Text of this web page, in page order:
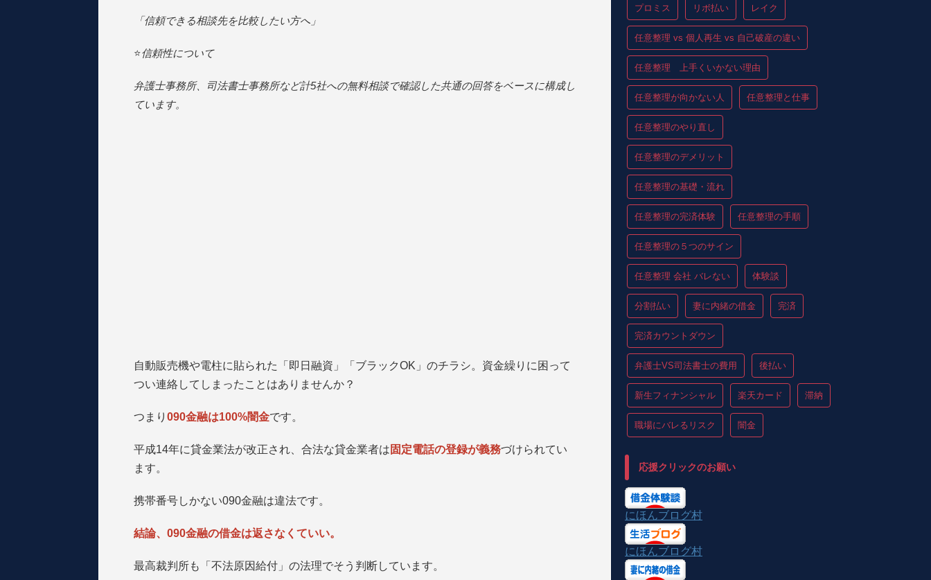
「信頼できる相談先を比較したい方へ」
⭐️信頼性について
弁護士事務所、司法書士事務所など計5社への無料相談で確認した共通の回答をベースに構成し
ています。
自動販売機や電柱に貼られた「即日融資」「ブラックOK」のチラシ。資金繰りに困って
つい連絡してしまったことはありませんか？
つまり 090金融は100%闇金です。
平成14年に貸金業法が改正され、合法な貸金業者は 固定電話の登録が義務づけられてい
ます。
携帯番号しかない090金融は違法です。
結論、090金融の借金は返さなくていい。
最高裁判所も「不法原因給付」の法理でそう判断しています。
プロミス リボ払い レイク
任意整理 vs 個人再生 vs 自己破産の違い
任意整理 上手くいかない理由
任意整理が向かない人 任意整理と仕事
任意整理のやり直し
任意整理のデメリット
任意整理の基礎・流れ
任意整理の完済体験 任意整理の手順
任意整理の５つのサイン
任意整理 会社 バレない 体験談
分割払い 妻に内緒の借金 完済
完済カウントダウン
弁護士VS司法書士の費用 後払い
新生フィナンシャル 楽天カード 滞納
職場にバレるリスク 闇金
応援クリックのお願い
にほんブログ村
にほんブログ村